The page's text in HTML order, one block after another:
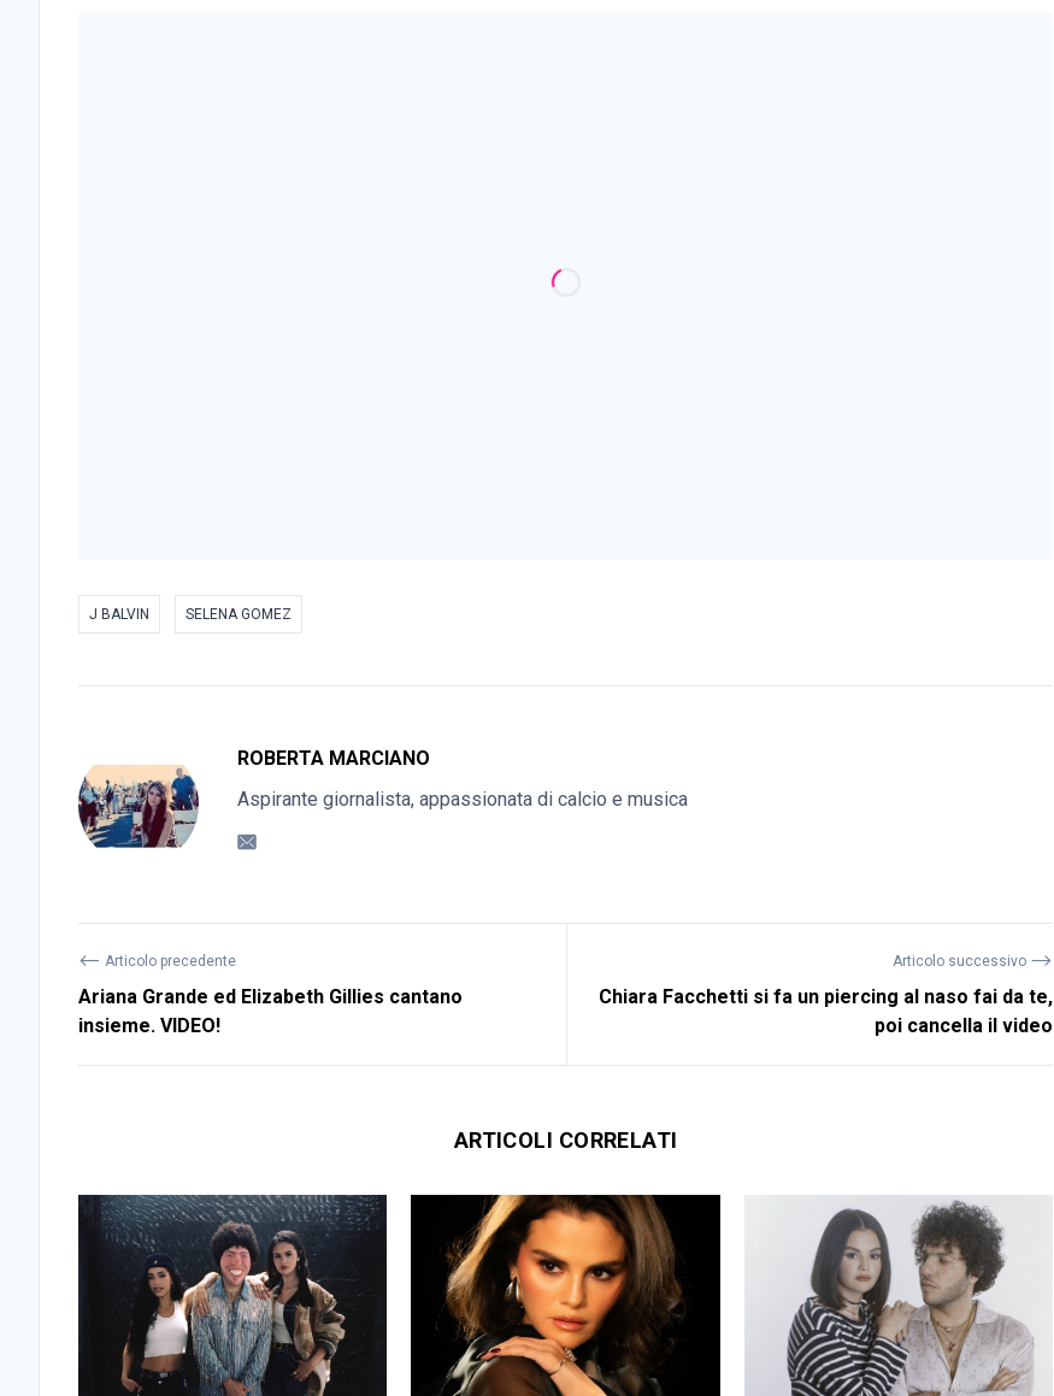
J BALVIN SELENA GOMEZ
ROBERTA MARCIANO
Aspirante giornalista, appassionata di calcio e musica
⟵ Articolo precedente
Ariana Grande ed Elizabeth Gillies cantano
insieme. VIDEO!
Articolo successivo ⟶
Chiara Facchetti si fa un piercing al naso fai da te,
poi cancella il video
ARTICOLI CORRELATI